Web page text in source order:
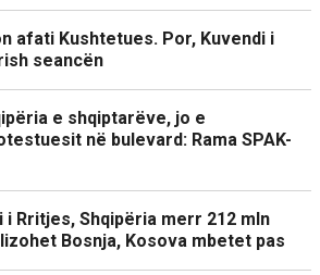
afati Kushtetues. Por, Kuvendi i
seancën
e shqiptarëve, jo e
në bulevard: Rama SPAK-
i Rritjes, Shqipëria merr 212 mln
Bosnja, Kosova mbetet pas